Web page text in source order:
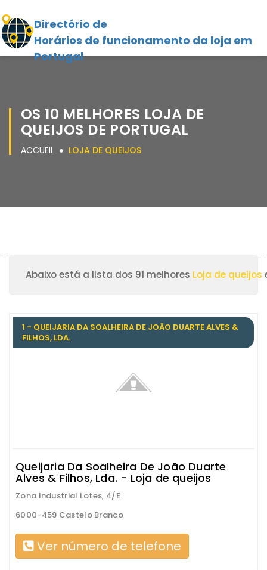
Directório de
Horários de funcionamento da loja em
Portugal
OS 10 MELHORES LOJA DE
QUEIJOS DE PORTUGAL
ACCUEIL LOJA DE QUEIJOS
Abaixo está a lista dos 91 melhores Loja de queijos
1 - QUEIJARIA DA SOALHEIRA DE JOÃO DUARTE ALVES &
FILHOS, LDA.
Queijaria Da Soalheira De João Duarte
Alves & Filhos, Lda. - Loja de queijos
Zona Industrial Lotes, 4/E
6000-459 Castelo Branco
Ver número de telefone